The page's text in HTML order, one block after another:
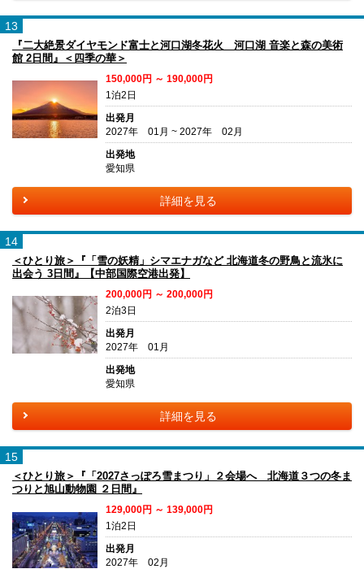
13
『二大絶景ダイヤモンド富士と河口湖冬花火 河口湖 音楽と森の美術
館 2日間』＜四季の華＞
150,000円 ～ 190,000円
1泊2日
出発月
2027年 01月 ~ 2027年 02月
出発地
愛知県
詳細を見る
14
＜ひとり旅＞『「雪の妖精」シマエナガなど 北海道冬の野鳥と流氷に
出会う 3日間』【中部国際空港出発】
200,000円 ～ 200,000円
2泊3日
出発月
2027年 01月
出発地
愛知県
詳細を見る
15
＜ひとり旅＞『「2027さっぽろ雪まつり」２会場へ 北海道３つの冬ま
つりと旭山動物園 ２日間』
129,000円 ～ 139,000円
1泊2日
出発月
2027年 02月